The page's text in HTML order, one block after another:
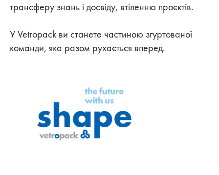
трансферу знань і досвіду, втіленню проєктів.
У Vetropack ви станете частиною згуртованої
команди, яка разом рухається вперед.